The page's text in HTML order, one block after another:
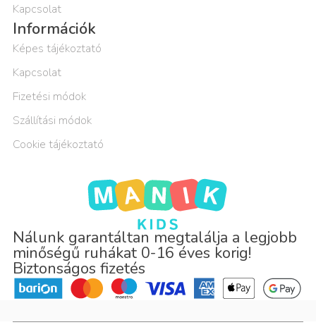
Nálunk garantáltan megtalálja a legjobb
minőségű ruhákat 0-16 éves korig!
Biztonságos fizetés
Kapcsolat
Információk
Képes tájékoztató
Kapcsolat
Fizetési módok
Szállítási módok
Cookie tájékoztató